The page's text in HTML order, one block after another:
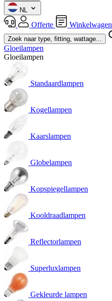
NL
Offerte Winkelwagen
Gloeilampen
Gloeilampen
Standaardlampen
Kogellampen
Kaarslampen
Globelampen
Kopspiegellampen
Kooldraadlampen
Reflectorlampen
Superluxlampen
Gekleurde lampen